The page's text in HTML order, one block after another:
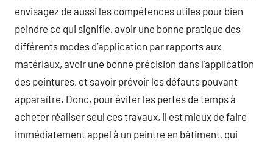
envisagez de aussi les compétences utiles pour bien
peindre ce qui signifie, avoir une bonne pratique des
différents modes d’application par rapports aux
matériaux, avoir une bonne précision dans l’application
des peintures, et savoir prévoir les défauts pouvant
apparaître. Donc, pour éviter les pertes de temps à
acheter réaliser seul ces travaux, il est mieux de faire
immédiatement appel à un peintre en bâtiment, qui